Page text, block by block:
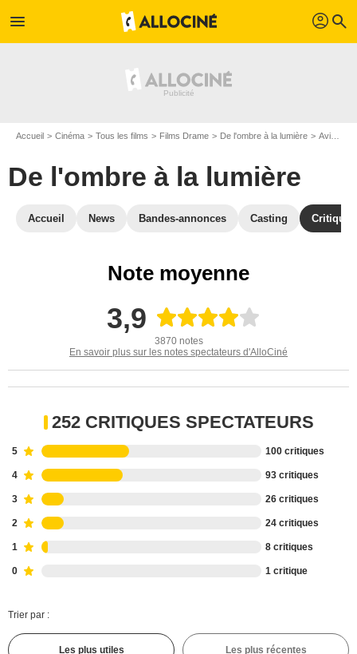
menu profil search
Accueil Cinéma Tous les films Films Drame De l'ombre à la lumière Avis De l'ombre à la lumière
De l'ombre à la lumière
Accueil News Bandes-annonces Casting
Note moyenne
3,9
3870 notes
En savoir plus sur les notes spectateurs d'AlloCiné
252 CRITIQUES SPECTATEURS
5 100 critiques
4 93 critiques
3 26 critiques
2 24 critiques
1 8 critiques
0 1 critique
Trier par :
Les plus utiles Les plus récentes